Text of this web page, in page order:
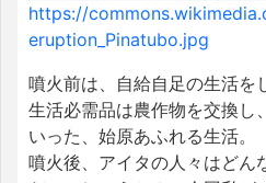
https://
eruption_Pinatubo.jpg
噴火前は、自給自足の生活を
生活必需品は農作物を交換し
いった、始原あふれる生活。
噴火後、アイタの人々はどん